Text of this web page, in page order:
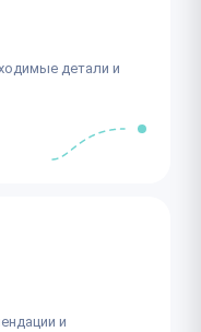
детали и
и